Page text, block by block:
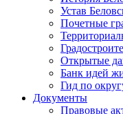
Устав
Почетные
Открытые
Банк идей
Гид по
Документы
Правовые